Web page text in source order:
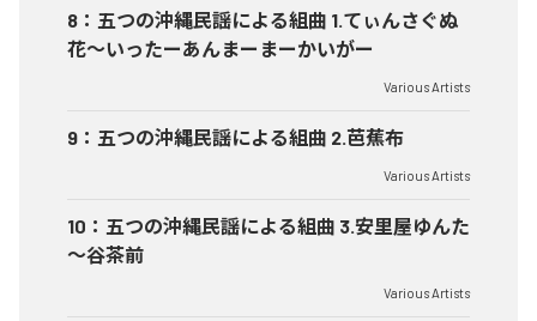
8 ： 五つの沖縄民謡による組曲 1.てぃんさぐぬ
花～いったーあんまーまーかいがー
Various Artists
9 ： 五つの沖縄民謡による組曲 2.芭蕉布
Various Artists
10 ： 五つの沖縄民謡による組曲 3.安里屋ゆんた
～谷茶前
Various Artists